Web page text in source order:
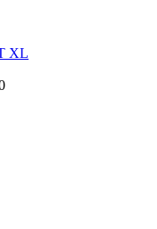
XL